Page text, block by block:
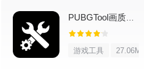
模块。
PUBGTool画质修改器
游戏工具 27.06M